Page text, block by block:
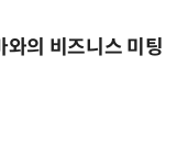
의 비즈니스 미팅